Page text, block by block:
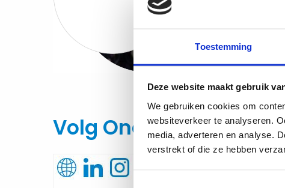
Toestemming
Deze website maakt gebruik
We gebruiken cookies om
websiteverkeer te analyseren.
media, adverteren en analyse.
verstrekt of die ze hebben
Volg OnderwijsArena